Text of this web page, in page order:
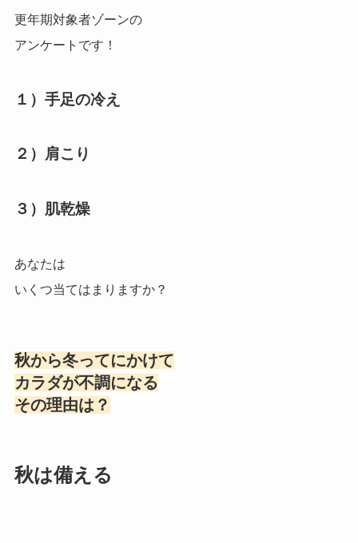
更年期対象者ゾーンの
アンケートです！
１）手足の冷え
２）肩こり
３）肌乾燥
あなたは
いくつ当てはまりますか？
秋から冬ってにかけて
カラダが不調になる
その理由は？
秋は備える